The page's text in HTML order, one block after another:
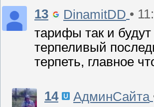
13 DinamitDD •
тарифы так и будут
терпеливый
терпеть, главное
14 АдминСайта